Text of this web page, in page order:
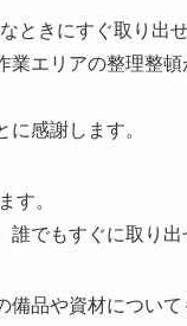
ときにすぐ取り出
エリアの整理整頓
感謝します。
す。
でもすぐに取り出
品や資材につい